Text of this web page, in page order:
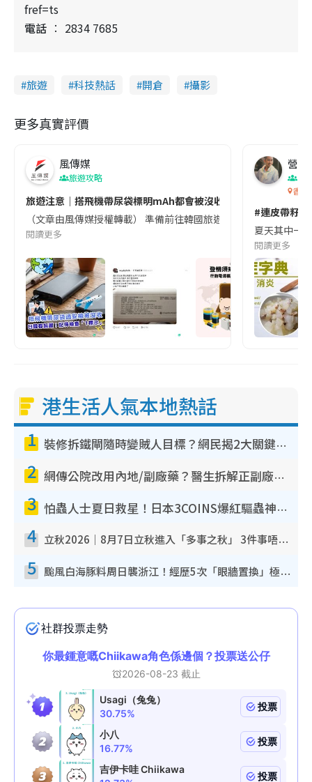
fref=ts
電話
2834 7685
旅遊 科技熱話 開倉 攝影
更多真實評價
風傳媒
旅遊攻略
旅遊注意｜搭飛機帶尿袋標明mAh都會被沒收😱出發前切記檢查
（文章由風傳媒授權轉載） 準備前往韓國旅遊的民眾，近期要
閱讀更多
營養
香港
#連皮帶籽
夏天其中一
閱讀更多
港生活人氣本地熱話
1 裝修拆鐵閘隨時變賊人目標？網民揭2大關鍵用途：裝新式等於白裝？附新舊鐵閘分別
2 網傳公院改用內地/副廠藥？醫生拆解正副廠分別 揭4類人換藥隨時出事
3 怕蟲人士夏日救星！日本3COINS爆紅驅蟲神器$45起 1招「全程免觸碰」輕鬆搞定小強
4 立秋2026｜8月7日立秋進入「多事之秋」 3件事唔做得！專家教6招開運 清枱頭／銀包納氣接好運
5 颱風白海豚料周日襲浙江！經歷5次「眼牆置換」極罕見 成登陸內地最長途颱風